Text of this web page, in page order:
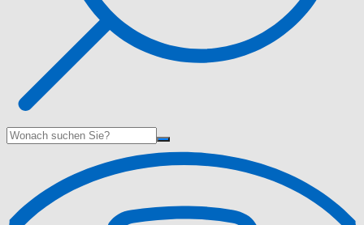
Suche